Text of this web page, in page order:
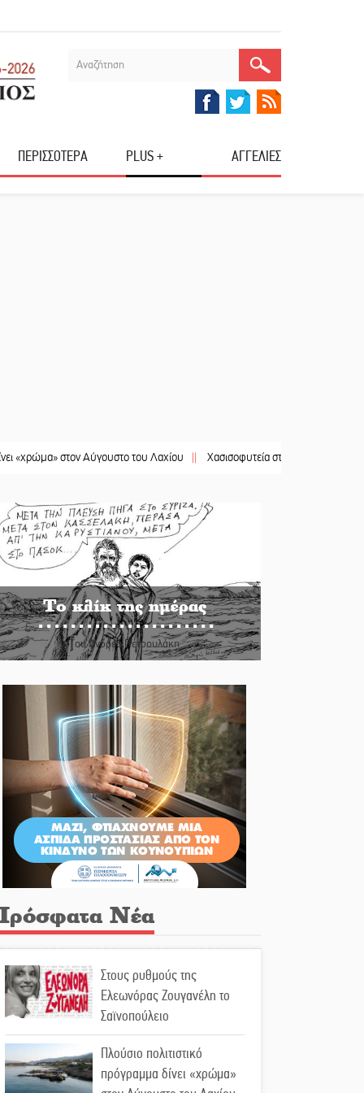
ΠΕΡΙΣΣΟΤΕΡΑ PLUS + ΑΓΓΕΛΙΕΣ
στον Αύγουστο του Λαχίου || Χασισοφυτεία στην Παλαιοπαναγιά
Το κλίκ της ημέρας
Του Ανδρέα Πετρουλάκη
Νέα
Στους ρυθμούς της
Ελεωνόρας Ζουγανέλη το
Σαϊνοπούλειο
Πλούσιο πολιτιστικό
πρόγραμμα δίνει «χρώμα»